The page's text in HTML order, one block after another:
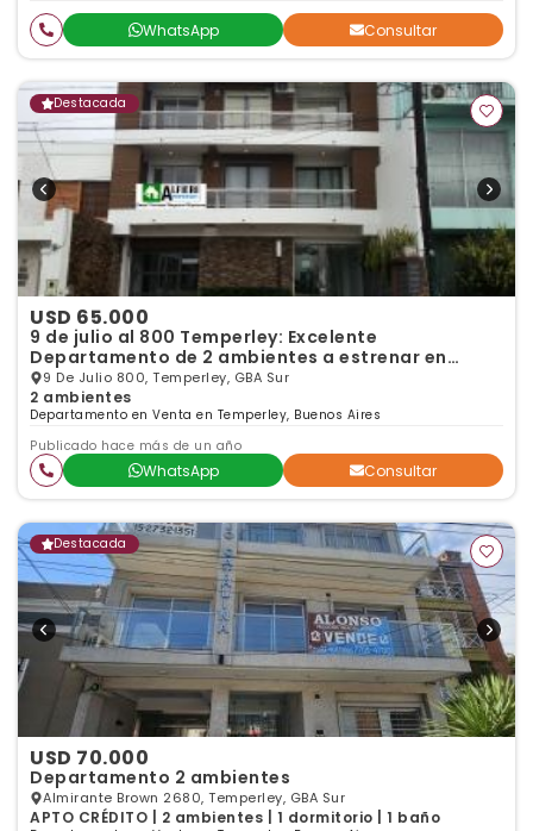
WhatsApp Consultar
Destacada
USD 65.000
9 de julio al 800 Temperley: Excelente
Departamento de 2 ambientes a estrenar en
planta baja
9 De Julio 800, Temperley, GBA Sur
2 ambientes
Departamento en Venta en Temperley, Buenos Aires
Publicado hace más de un año
WhatsApp Consultar
Destacada
USD 70.000
Departamento 2 ambientes
Almirante Brown 2680, Temperley, GBA Sur
APTO CRÉDITO | 2 ambientes | 1 dormitorio | 1 baño